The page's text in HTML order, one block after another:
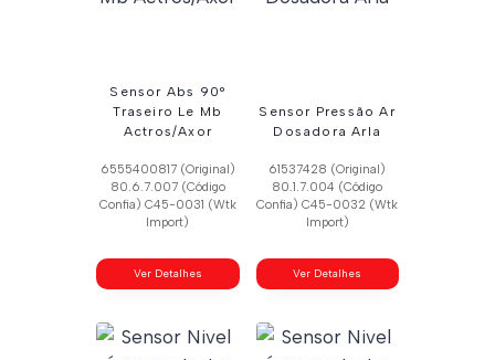
Sensor Abs 90°
Traseiro Le Mb
Actros/Axor
6555400817 (Original)
80.6.7.007 (Código
Confia) C45-0031 (Wtk
Import)
Ver Detalhes
Sensor Pressão Ar
Dosadora Arla
61537428 (Original)
80.1.7.004 (Código
Confia) C45-0032 (Wtk
Import)
Ver Detalhes